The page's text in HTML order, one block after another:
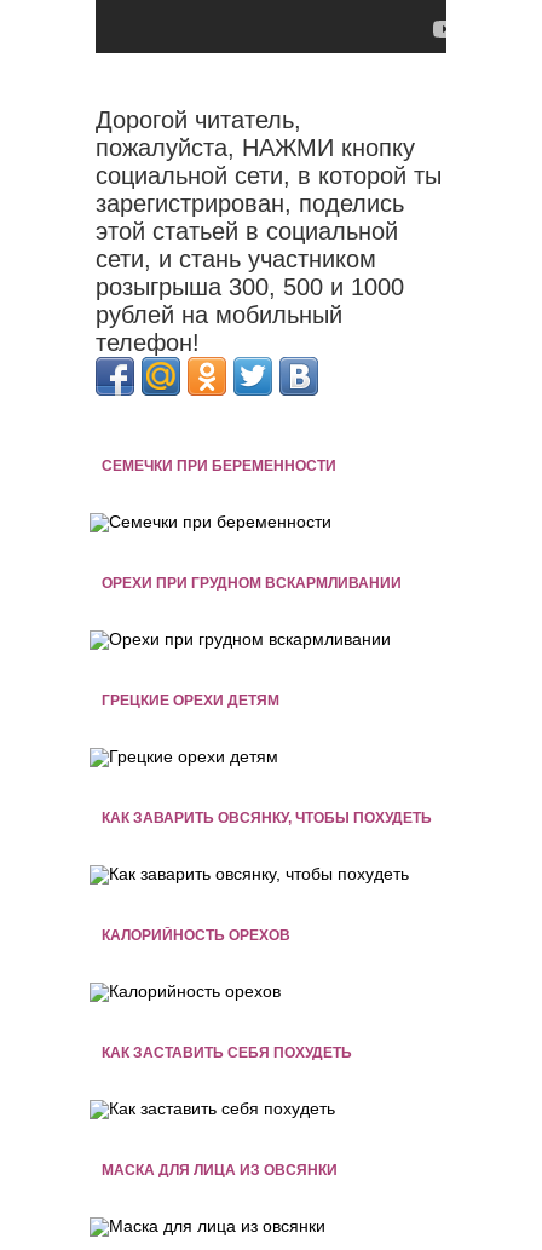
Дорогой читатель,
пожалуйста, НАЖМИ кнопку
социальной сети, в которой ты
зарегистрирован, поделись
этой статьей в социальной
сети, и стань участником
розыгрыша 300, 500 и 1000
рублей на мобильный
телефон!
СЕМЕЧКИ ПРИ БЕРЕМЕННОСТИ
ОРЕХИ ПРИ ГРУДНОМ ВСКАРМЛИВАНИИ
ГРЕЦКИЕ ОРЕХИ ДЕТЯМ
КАК ЗАВАРИТЬ ОВСЯНКУ, ЧТОБЫ ПОХУДЕТЬ
КАЛОРИЙНОСТЬ ОРЕХОВ
КАК ЗАСТАВИТЬ СЕБЯ ПОХУДЕТЬ
МАСКА ДЛЯ ЛИЦА ИЗ ОВСЯНКИ